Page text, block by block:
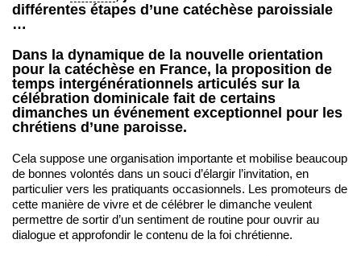
différentes étapes d’une catéchèse paroissiale
…
Dans la dynamique de la nouvelle orientation
pour la catéchèse en France, la proposition de
temps intergénérationnels articulés sur la
célébration dominicale fait de certains
dimanches un événement exceptionnel pour les
chrétiens d’une paroisse.
Cela suppose une organisation importante et mobilise beaucoup
de bonnes volontés dans un souci d’élargir l’invitation, en
particulier vers les pratiquants occasionnels. Les promoteurs de
cette manière de vivre et de célébrer le dimanche veulent
permettre de sortir d’un sentiment de routine pour ouvrir au
dialogue et approfondir le contenu de la foi chrétienne.